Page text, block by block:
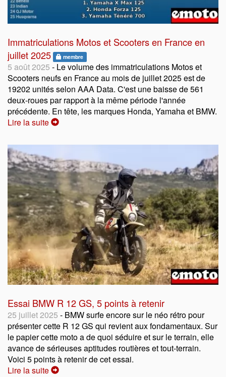
Immatriculations Motos et Scooters en France en
juillet 2025
membre
5 août 2025 - Le volume des immatriculations Motos et
Scooters neufs en France au mois de juillet 2025 est de
19202 unités selon AAA Data. C'est une baisse de 561
deux-roues par rapport à la même période l'année
précédente. En tête, les marques Honda, Yamaha et BMW.
Lire la suite
Essai BMW R 12 GS, 5 points à retenir
25 juillet 2025 - BMW surfe encore sur le néo rétro pour
présenter cette R 12 GS qui revient aux fondamentaux. Sur
le papier cette moto a de quoi séduire et sur le terrain, elle
avance de sérieuses aptitudes routières et tout-terrain.
Voici 5 points à retenir de cet essai.
Lire la suite